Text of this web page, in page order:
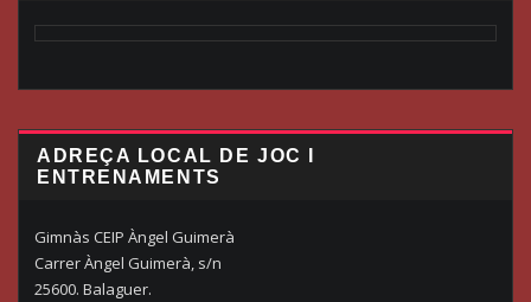
ADREÇA LOCAL DE JOC I
ENTRENAMENTS
Gimnàs CEIP Àngel Guimerà
Carrer Àngel Guimerà, s/n
25600. Balaguer.